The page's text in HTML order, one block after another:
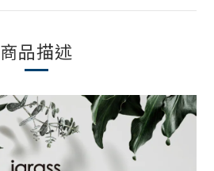
商品描述